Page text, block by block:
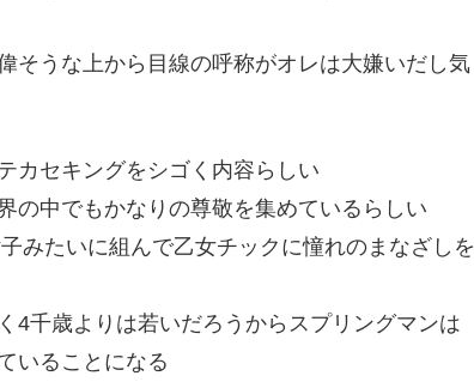
そうな上から目線の呼称がオレは大嫌いだし気
カセキングをシゴく内容らしい
の中でもかなりの尊敬を集めているらしい
みたいに組んで乙女チックに憧れのまなざしを
4千歳よりは若いだろうからスプリングマンは
いることになる